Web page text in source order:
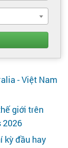
- Việt Nam
giới trên
2026
kỳ đầu hay